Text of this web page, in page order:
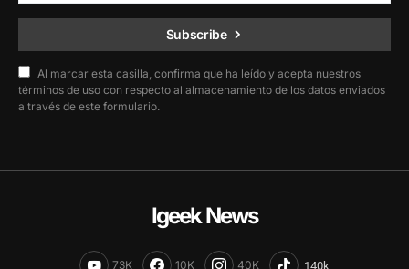
Subscribe
Al marcar esta casilla, confirma que ha leído y acepta nuestros
términos de uso con respecto al almacenamiento de los datos enviados
a través de este formulario.
Igeek News
73K 10K 40K